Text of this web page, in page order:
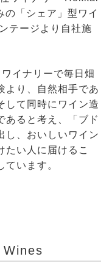
「シェア」型ワイ
テージより自社施
イナリーで毎日畑
より、自然相手であ
して同時にワイン造
あると考え、「ブド
し、おいしいワイン
たい人に届けるこ
ています。